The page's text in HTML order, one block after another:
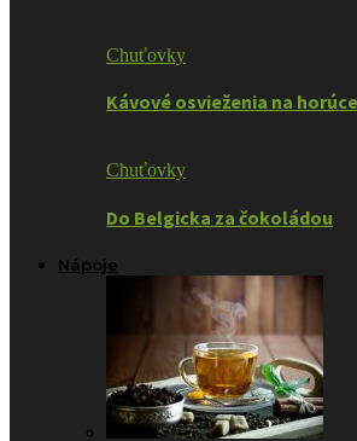
Chuťovky
Kávové osvieženia na
Chuťovky
Do Belgicka za čokoládou
Nápoje